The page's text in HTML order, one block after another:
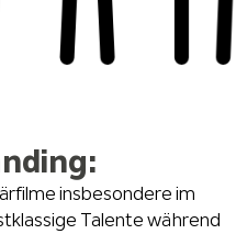
insbesondere im
Talente während